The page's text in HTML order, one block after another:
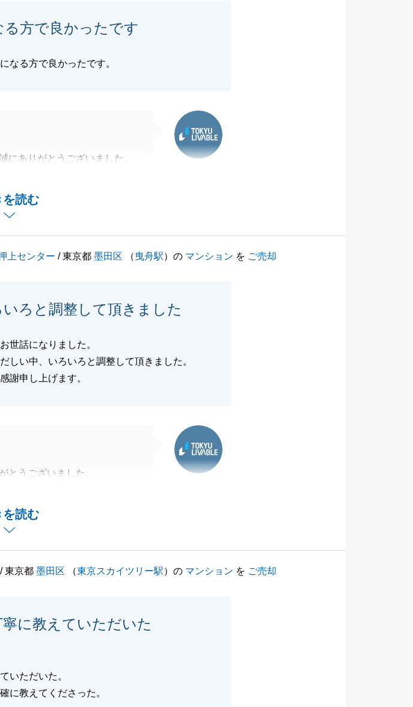
方で良かったです
なる方で良かったです。
を読む
にありがとうございました。
、前のご自宅の近くで探して
見つかり、私も安心しまし
くお願いいたします。
お願い申し上げます。
上センター / 東京都墨田区 （ 曳舟駅）の マンション を ご売却
ろと調整して頂きました
世話になりました。
しい中、いろいろと調整して頂きました。
謝申し上げます。
を読む
とうございました。
動の糧とさせていただきま
/ 東京都墨田区 （東京スカイツリー駅）の マンション を ご売却
に教えていただいた
いただいた。
に教えてくださった。